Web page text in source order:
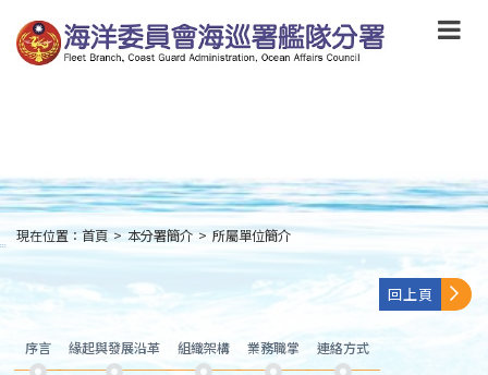
到
主
要
content
:::
現在位置： 首頁 > 本分署簡介 > 所屬單位簡介
回上頁
序言 緣起與發展沿革 組織架構 業務職掌 連絡方式